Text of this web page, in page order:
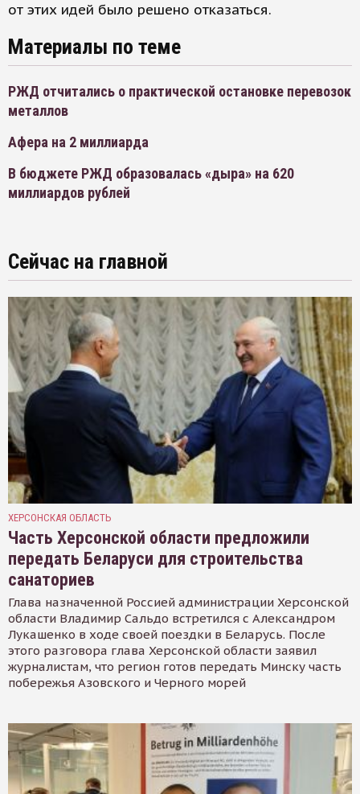
от этих идей было решено отказаться.
Материалы по теме
РЖД отчитались о практической остановке перевозок
металлов
Афера на 2 миллиарда
В бюджете РЖД образовалась «дыра» на 620
миллиардов рублей
Сейчас на главной
ХЕРСОНСКАЯ ОБЛАСТЬ
Часть Херсонской области предложили
передать Беларуси для строительства
санаториев
Глава назначенной Россией администрации Херсонской
области Владимир Сальдо встретился с Александром
Лукашенко в ходе своей поездки в Беларусь. После
этого разговора глава Херсонской области заявил
журналистам, что регион готов передать Минску часть
побережья Азовского и Черного морей